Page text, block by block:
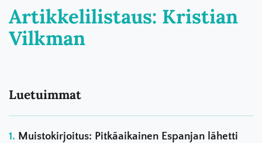
Artikkelilistaus: Kristian
Vilkman
Luetuimmat
Muistokirjoitus: Pitkäaikainen Espanjan lähetti